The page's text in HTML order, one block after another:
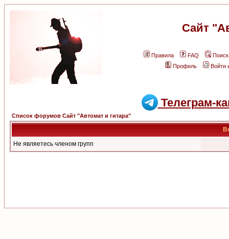
Сайт
Правила FAQ
Поиск
Профиль
Войти
Телеграм-
Список форумов Сайт "Автомат и гитара"
Не являетесь членом групп